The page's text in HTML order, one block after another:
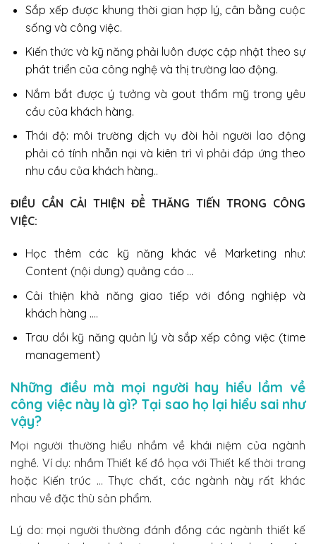
Sắp xếp được khung thời gian hợp lý, cân bằng cuộc
sống và công việc.
Kiến thức và kỹ năng phải luôn được cập nhật theo sự
phát triển của công nghệ và thị trường lao động.
Nắm bắt được ý tưởng và gout thẩm mỹ trong yêu
cầu của khách hàng.
Thái độ: môi trường dịch vụ đòi hỏi người lao động
phải có tính nhẫn nại và kiên trì vì phải đáp ứng theo
nhu cầu của khách hàng..
ĐIỀU CẦN CẢI THIỆN ĐỂ THĂNG TIẾN TRONG CÔNG
VIỆC:
Học thêm các kỹ năng khác về Marketing như:
Content (nội dung) quảng cáo …
Cải thiện khả năng giao tiếp với đồng nghiệp và
khách hàng ….
Trau dồi kỹ năng quản lý và sắp xếp công việc (time
management)
Những điều mà mọi người hay hiểu lầm về
công việc này là gì? Tại sao họ lại hiểu sai như
vậy?
Mọi người thường hiểu nhầm về khái niệm của ngành
nghề. Ví dụ: nhầm Thiết kế đồ họa với Thiết kế thời trang
hoặc Kiến trúc … Thực chất, các ngành này rất khác
nhau về đặc thù sản phẩm.
Lý do: mọi người thường đánh đồng các ngành thiết kế